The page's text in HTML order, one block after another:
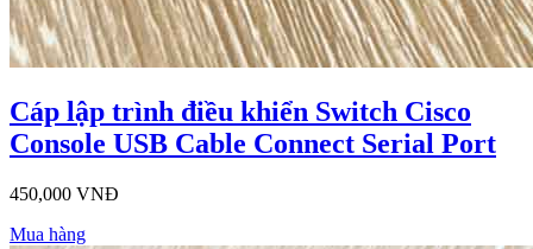
Cáp lập trình điều khiển Switch Cisco
Console USB Cable Connect Serial Port
450,000 VNĐ
Mua hàng